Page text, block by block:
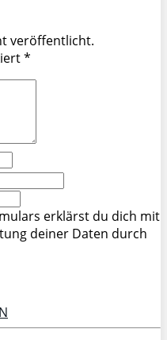
veröffentlicht.
*
erklärst du dich mit
deiner Daten durch